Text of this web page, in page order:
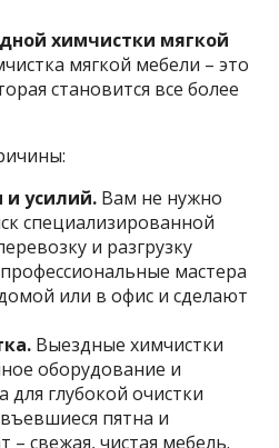
химчистки мягкой
мягкой мебели – это
становится все более
усилий. Вам не нужно
специализированной
и разгрузку
мастера
или в офис и сделают
Выездные химчистки
оборудование и
для глубокой очистки
пятна и
– свежая, чистая мебель.